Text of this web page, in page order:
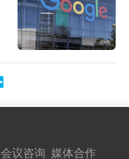
会议咨询 媒体合作
接开聊